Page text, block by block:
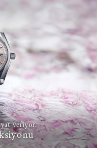
veriyor.